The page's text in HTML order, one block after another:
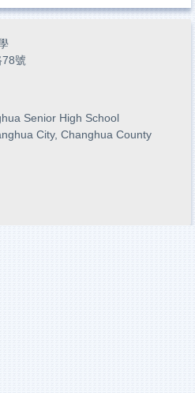
號
Senior High School
City, Changhua County